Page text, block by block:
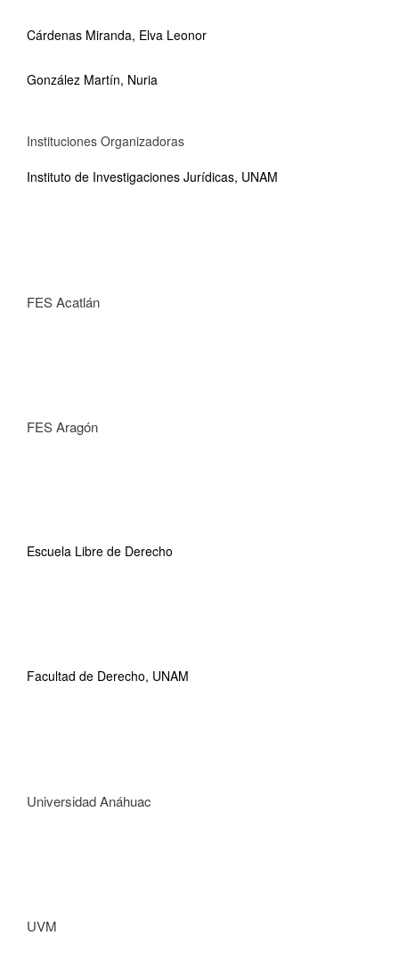
Cárdenas Miranda, Elva Leonor
González Martín, Nuria
Instituciones Organizadoras
Instituto de Investigaciones Jurídicas, UNAM
FES Acatlán
FES Aragón
Escuela Libre de Derecho
Facultad de Derecho, UNAM
Universidad Anáhuac
UVM